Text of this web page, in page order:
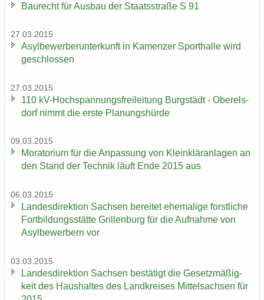
Bau­recht für Aus­bau der Staats­stra­ße S 91
27.03.2015
Asyl­be­wer­ber­un­ter­kunft in Ka­men­zer Sport­hal­le wird
ge­schlos­sen
27.03.2015
110 kV-​Hochspannungsfreileitung Burg­städt - Ober­els­
dorf nimmt die erste Pla­nungs­hür­de
09.03.2015
Mo­ra­to­ri­um für die An­pas­sung von Klein­klär­an­la­gen an
den Stand der Tech­nik läuft Ende 2015 aus
06.03.2015
Lan­des­di­rek­ti­on Sach­sen be­rei­tet ehe­ma­li­ge forst­li­che
Fort­bil­dungs­stät­te Gril­len­burg für die Auf­nah­me von
Asyl­be­wer­bern vor
03.03.2015
Lan­des­di­rek­ti­on Sach­sen be­stä­tigt die Ge­setz­mä­ßig­
keit des Haus­hal­tes des Land­krei­ses Mit­tel­sach­sen für